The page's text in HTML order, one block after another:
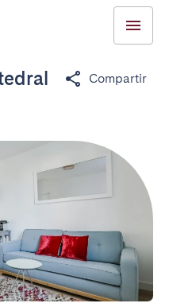
Compartir